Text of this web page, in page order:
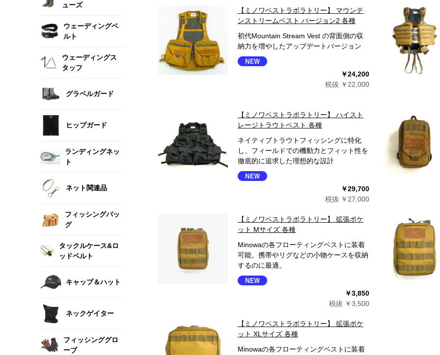
ューズ
ウェーディングベ
ルト
ウェーディングス
タッフ
グラベルガード
ヒップガード
ランディングネッ
ト
ネット関連品
フィッシングバッ
グ
タックルケース&ロ
ッドベルト
キャップ＆ハット
ネックゲイター
フィッシンググロ
ーブ
【ミノワベストラボラトリー】 マウンテ
ンストリームベスト バージョン2 各種
初代Mountain Stream Vest の背面側の収
納力を増やしたアップデートバージョン
￥24,200
税抜 ￥22,000
【ミノワベストラボラトリー】 ハイスト
レージトラウトベスト 各種
ネイティブトラウトフィッシングに特化
し、フィールドでの機動力とフィット性を
徹底的に追求した理想的な設計
￥29,700
税抜 ￥27,000
【ミノワベストラボラトリー】 拡張ポケ
ット Mサイズ 各種
Minowaの各フローティングベストに装着
可能。携帯やリグなどの小物ケースを収納
するのに最適。
￥3,850
税抜 ￥3,500
【ミノワベストラボラトリー】 拡張ポケ
ット XLサイズ 各種
Minowaの各フローティングベストに装着